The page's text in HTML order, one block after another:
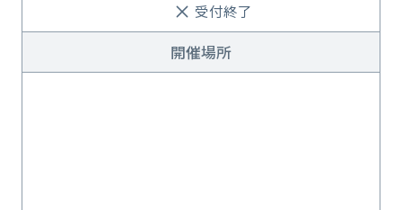
受付終了
開催場所